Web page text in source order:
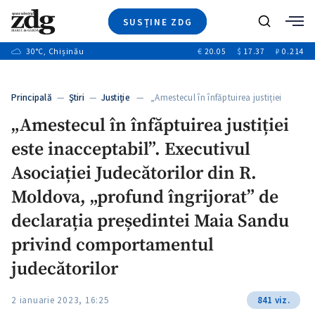
SUSȚINE ZDG
Ştiri
+9
Video
Special
+1
Blog
Caută
30°C, Chișinău € 20.05 $ 17.37 ₽ 0.214
Principală — Ştiri — Justiție— „Amestecul în înfăptuirea justiției
„Amestecul în înfăptuirea justiției
este inacceptabil”. Executivul
Asociației Judecătorilor din R.
Moldova, „profund îngrijorat” de
declarația președintei Maia Sandu
privind comportamentul
judecătorilor
2 ianuarie 2023, 16:25 841 viz.